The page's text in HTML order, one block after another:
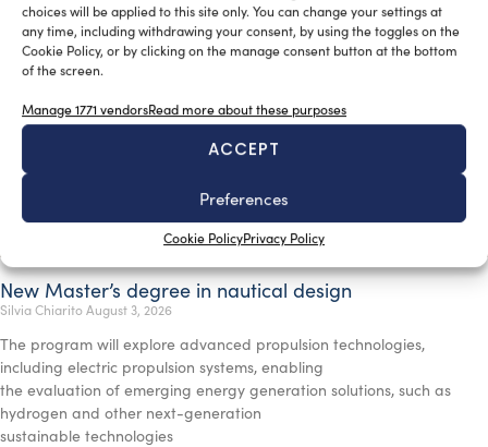
choices will be applied to this site only. You can change your settings at
any time, including withdrawing your consent, by using the toggles on the
Cookie Policy, or by clicking on the manage consent button at the bottom
of the screen.
Manage 1771 vendorsRead more about these purposes
ACCEPT
Preferences
Cookie PolicyPrivacy Policy
New Master’s degree in nautical design
Silvia ChiaritoAugust 3, 2026
The program will explore advanced propulsion technologies,
including electric propulsion systems, enabling
the evaluation of emerging energy generation solutions, such as
hydrogen and other next-generation
sustainable technologies